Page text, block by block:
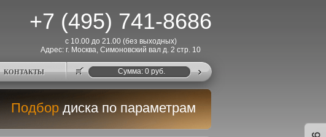
+7 (495) 741-8686
с 10.00 до 21.00 (без выходных)
Адрес: г. Москва, Симоновский вал д. 2 стр. 10
КОНТАКТЫ Cумма: 0руб.
Подбор диска по параметрам